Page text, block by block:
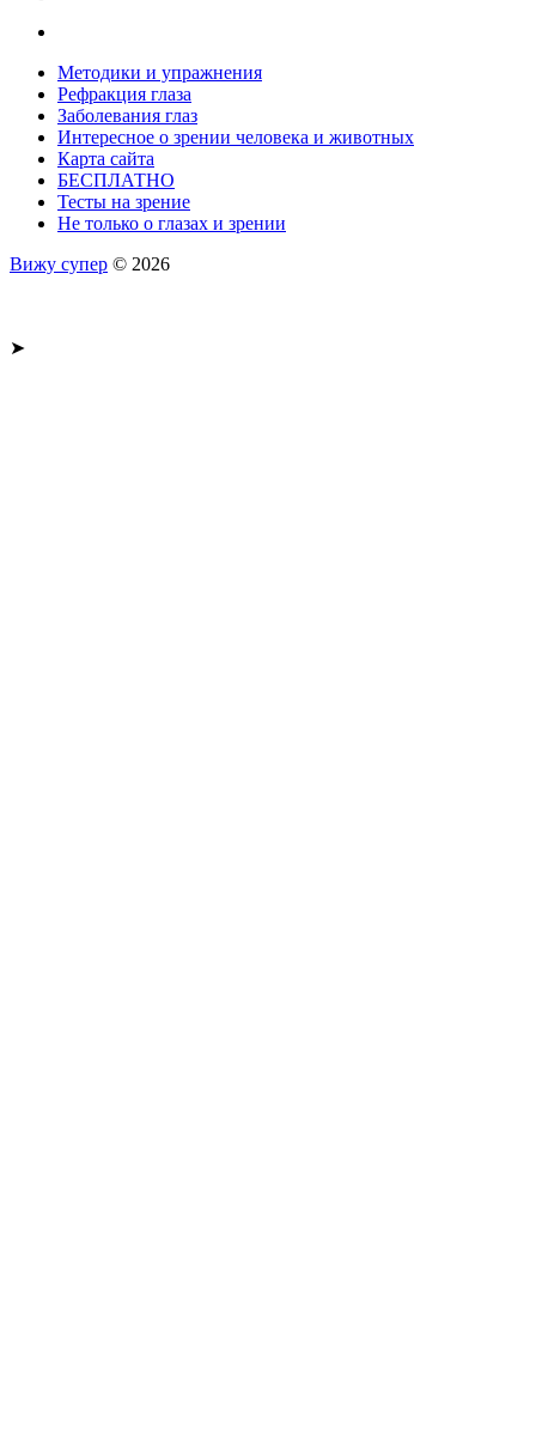
Методики и упражнения
Рефракция глаза
Заболевания глаз
Интересное о зрении человека и животных
Карта сайта
БЕСПЛАТНО
Тесты на зрение
Не только о глазах и зрении
Вижу супер © 2026
➤